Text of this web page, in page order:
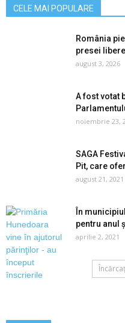
CELE MAI POPULARE
România
presei
august 3, 2026
A fost votat
noiembrie 23,
SAGA
Pit, care
august 21, 2021
În
pentru anul
aprilie 2, 2021